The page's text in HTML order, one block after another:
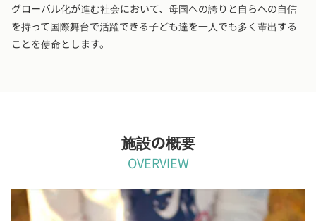
グローバル化が進む社会において、母国への誇りと自らへの自信
を持って国際舞台で活躍できる子ども達を一人でも多く輩出する
ことを使命とします。
施設の概要
OVERVIEW